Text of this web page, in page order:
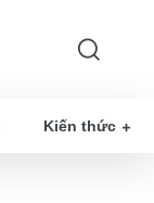
Kiến thức